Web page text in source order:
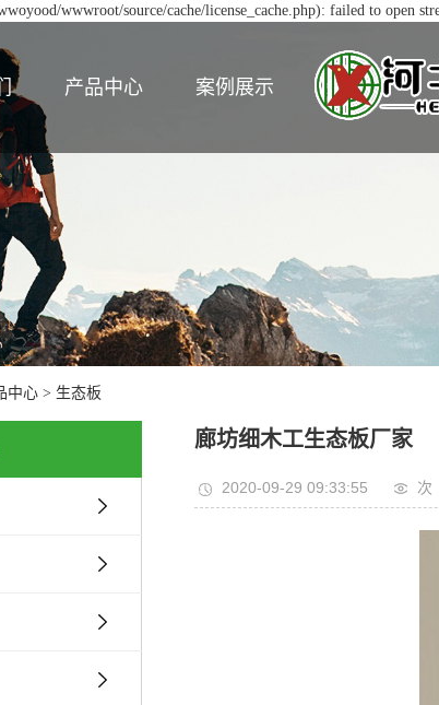
wwwroot/source/cache/license_cache.php): failed to open
产品中心 案例展示
中心 > 生态板
廊坊细木工生态板厂家
2020-09-29 09:33:55 次